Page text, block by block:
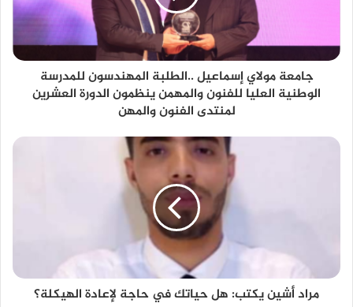
جامعة مولاي إسماعيل ..الطلبة المهندسون للمدرسة
الوطنية العليا للفنون والمهمن ينظمون الدورة العشرين
لمنتدى الفنون والمهن
مراد أشين يكتب: هل حياتك في حاجة لإعادة الهيكلة؟